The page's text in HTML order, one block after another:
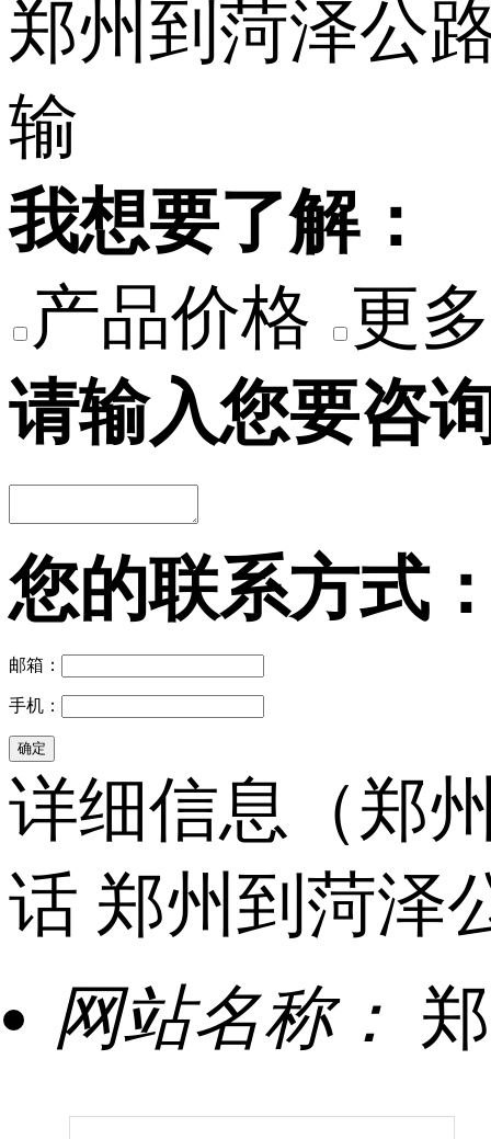
我想要了解：
产品价格 更
请输入您要咨
您的联系方式
邮箱：
手机：
详细信息（郑
话 郑州到菏泽
网站名称：